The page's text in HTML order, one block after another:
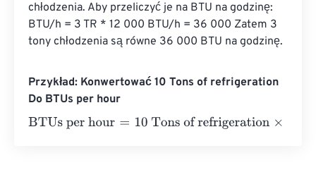
chłodzenia. Aby przeliczyć je na BTU na godzinę:
BTU/h = 3 TR * 12 000 BTU/h = 36 000 Zatem 3
tony chłodzenia są równe 36 000 BTU na godzinę.
Przykład: Konwertować 10 Tons of refrigeration
Do BTUs per hour
BTUs per hour=10 Tons of refrigeration×12000= 120000